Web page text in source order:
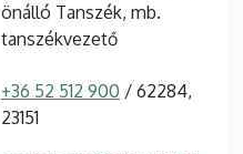
önálló Tanszék, mb.
tanszékvezető
+36 52 512 900 / 62284,
23151